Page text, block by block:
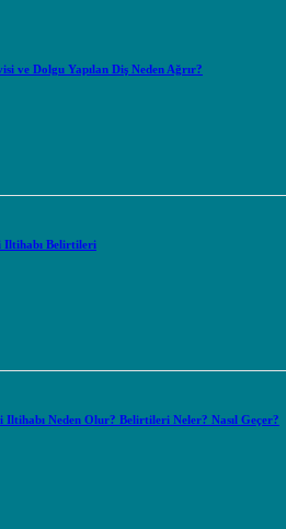
ve Dolgu Yapılan Diş Neden Ağrır?
İltihabı Belirtileri
İltihabı Neden Olur? Belirtileri Neler? Nasıl Geçer?